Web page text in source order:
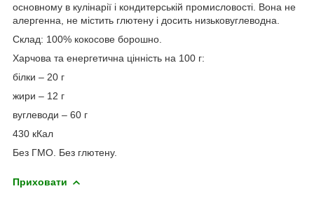
основному в кулінарії і кондитерській промисловості. Вона не
алергенна, не містить глютену і досить низьковуглеводна.
Склад: 100% кокосове борошно.
Харчова та енергетична цінність на 100 г:
білки – 20 г
жири – 12 г
вуглеводи – 60 г
430 кКал
Без ГМО. Без глютену.
Приховати